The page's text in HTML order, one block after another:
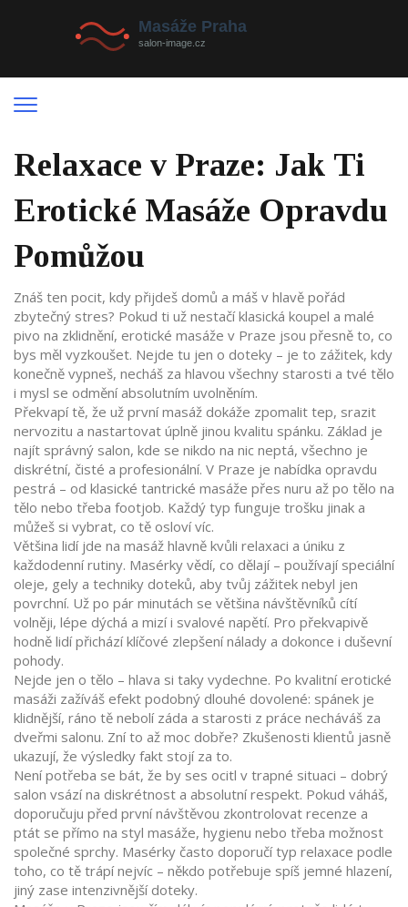
Relaxace v Praze: Jak Ti
Erotické Masáže Opravdu
Pomůžou
Znáš ten pocit, kdy přijdeš domů a máš v hlavě pořád
zbytečný stres? Pokud ti už nestačí klasická koupel a malé
pivo na zklidnění, erotické masáže v Praze jsou přesně to, co
bys měl vyzkoušet. Nejde tu jen o doteky – je to zážitek, kdy
konečně vypneš, necháš za hlavou všechny starosti a tvé tělo
i mysl se odmění absolutním uvolněním.
Překvapí tě, že už první masáž dokáže zpomalit tep, srazit
nervozitu a nastartovat úplně jinou kvalitu spánku. Základ je
najít správný salon, kde se nikdo na nic neptá, všechno je
diskrétní, čisté a profesionální. V Praze je nabídka opravdu
pestrá – od klasické tantrické masáže přes nuru až po tělo na
tělo nebo třeba footjob. Každý typ funguje trošku jinak a
můžeš si vybrat, co tě osloví víc.
Většina lidí jde na masáž hlavně kvůli relaxaci a úniku z
každodenní rutiny. Masérky vědí, co dělají – používají speciální
oleje, gely a techniky doteků, aby tvůj zážitek nebyl jen
povrchní. Už po pár minutách se většina návštěvníků cítí
volněji, lépe dýchá a mizí i svalové napětí. Pro překvapivě
hodně lidí přichází klíčové zlepšení nálady a dokonce i duševní
pohody.
Nejde jen o tělo – hlava si taky vydechne. Po kvalitní erotické
masáži zažíváš efekt podobný dlouhé dovolené: spánek je
klidnější, ráno tě nebolí záda a starosti z práce necháváš za
dveřmi salonu. Zní to až moc dobře? Zkušenosti klientů jasně
ukazují, že výsledky fakt stojí za to.
Není potřeba se bát, že by ses ocitl v trapné situaci – dobrý
salon vsází na diskrétnost a absolutní respekt. Pokud váháš,
doporučuju před první návštěvou zkontrolovat recenze a
ptát se přímo na styl masáže, hygienu nebo třeba možnost
společné sprchy. Masérky často doporučí typ relaxace podle
toho, co tě trápí nejvíc – někdo potřebuje spíš jemné hlazení,
jiný zase intenzivnější doteky.